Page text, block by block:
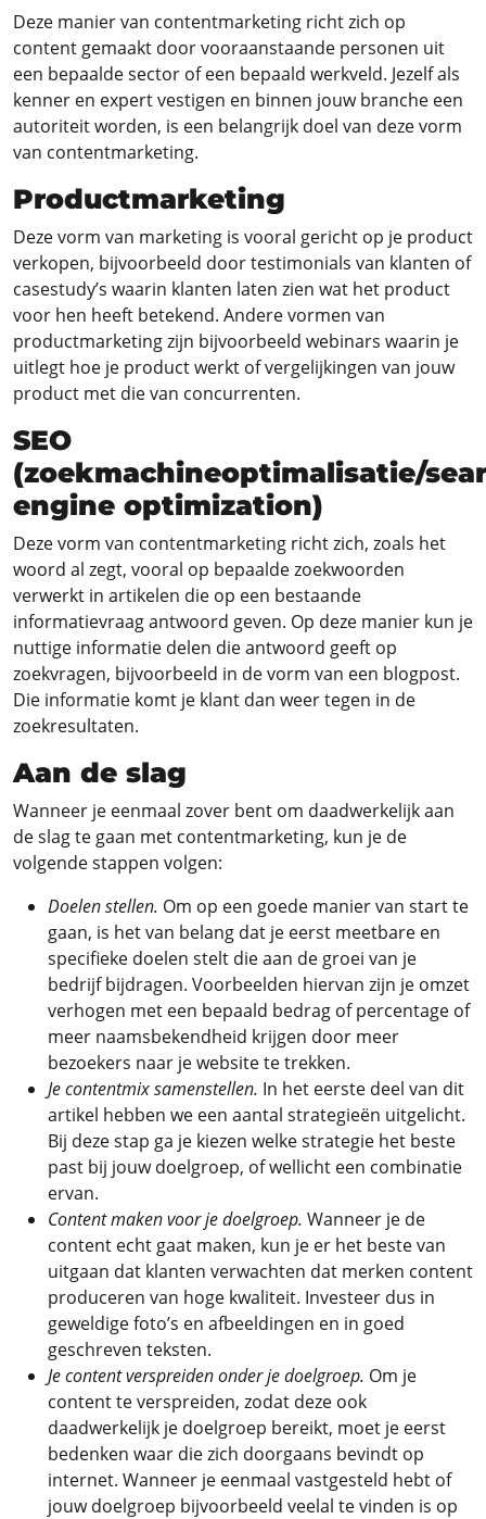
Deze manier van contentmarketing richt zich op
content gemaakt door vooraanstaande personen uit
een bepaalde sector of een bepaald werkveld. Jezelf als
kenner en expert vestigen en binnen jouw branche een
autoriteit worden, is een belangrijk doel van deze vorm
van contentmarketing.
Productmarketing
Deze vorm van marketing is vooral gericht op je product
verkopen, bijvoorbeeld door testimonials van klanten of
casestudy’s waarin klanten laten zien wat het product
voor hen heeft betekend. Andere vormen van
productmarketing zijn bijvoorbeeld webinars waarin je
uitlegt hoe je product werkt of vergelijkingen van jouw
product met die van concurrenten.
SEO
(zoekmachineoptimalisatie/
engine optimization)
Deze vorm van contentmarketing richt zich, zoals het
woord al zegt, vooral op bepaalde zoekwoorden
verwerkt in artikelen die op een bestaande
informatievraag antwoord geven. Op deze manier kun je
nuttige informatie delen die antwoord geeft op
zoekvragen, bijvoorbeeld in de vorm van een blogpost.
Die informatie komt je klant dan weer tegen in de
zoekresultaten.
Aan de slag
Wanneer je eenmaal zover bent om daadwerkelijk aan
de slag te gaan met contentmarketing, kun je de
volgende stappen volgen:
Doelen stellen. Om op een goede manier van start te
gaan, is het van belang dat je eerst meetbare en
specifieke doelen stelt die aan de groei van je
bedrijf bijdragen. Voorbeelden hiervan zijn je omzet
verhogen met een bepaald bedrag of percentage of
meer naamsbekendheid krijgen door meer
bezoekers naar je website te trekken.
Je contentmix samenstellen. In het eerste deel van dit
artikel hebben we een aantal strategieën uitgelicht.
Bij deze stap ga je kiezen welke strategie het beste
past bij jouw doelgroep, of wellicht een combinatie
ervan.
Content maken voor je doelgroep. Wanneer je de
content echt gaat maken, kun je er het beste van
uitgaan dat klanten verwachten dat merken content
produceren van hoge kwaliteit. Investeer dus in
geweldige foto’s en afbeeldingen en in goed
geschreven teksten.
Je content verspreiden onder je doelgroep. Om je
content te verspreiden, zodat deze ook
daadwerkelijk je doelgroep bereikt, moet je eerst
bedenken waar die zich doorgaans bevindt op
internet. Wanneer je eenmaal vastgesteld hebt of
jouw doelgroep bijvoorbeeld veelal te vinden is op